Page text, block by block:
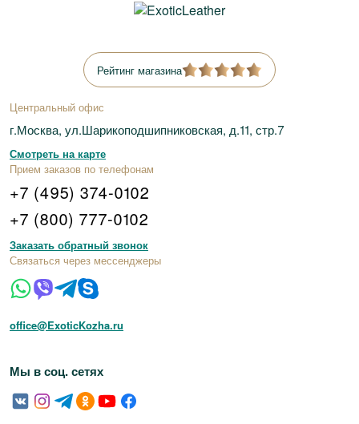
Рейтинг магазина
Центральный офис
г.Москва, ул.Шарикоподшипниковская, д.11, стр.7
Смотреть на карте
Прием заказов по телефонам
+7 (495) 374-0102
+7 (800) 777-0102
Заказать обратный звонок
Связаться через мессенджеры
office@ExoticKozha.ru
Мы в соц. сетях